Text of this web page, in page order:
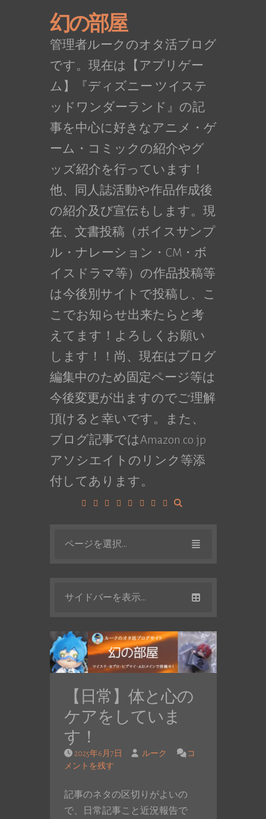
幻の部屋
管理者ルークのオタ活ブログ
です。現在は【アプリゲー
ム】『ディズニー ツイステ
ッドワンダーランド』の記
事を中心に好きなアニメ・ゲ
ーム・コミックの紹介やグ
ッズ紹介を行っています！
他、同人誌活動や作品作成後
の紹介及び宣伝もします。現
在、文書投稿（ボイスサンプ
ル・ナレーション・CM・ボ
イスドラマ等）の作品投稿等
は今後別サイトで投稿し、こ
こでお知らせ出来たらと考
えてます！よろしくお願い
します！！尚、現在はブログ
編集中のため固定ページ等は
今後変更が出ますのでご理解
頂けると幸いです。また、
ブログ記事ではAmazon.co.jp
アソシエイトのリンク等添
付してあります。
ページを選択...
サイドバーを表示...
【日常】体と心の
ケアをしていま
す！
2025年6月7日 ルーク
コ
メントを残す
記事のネタの区切りがよいの
で、日常記事こと近況報告で